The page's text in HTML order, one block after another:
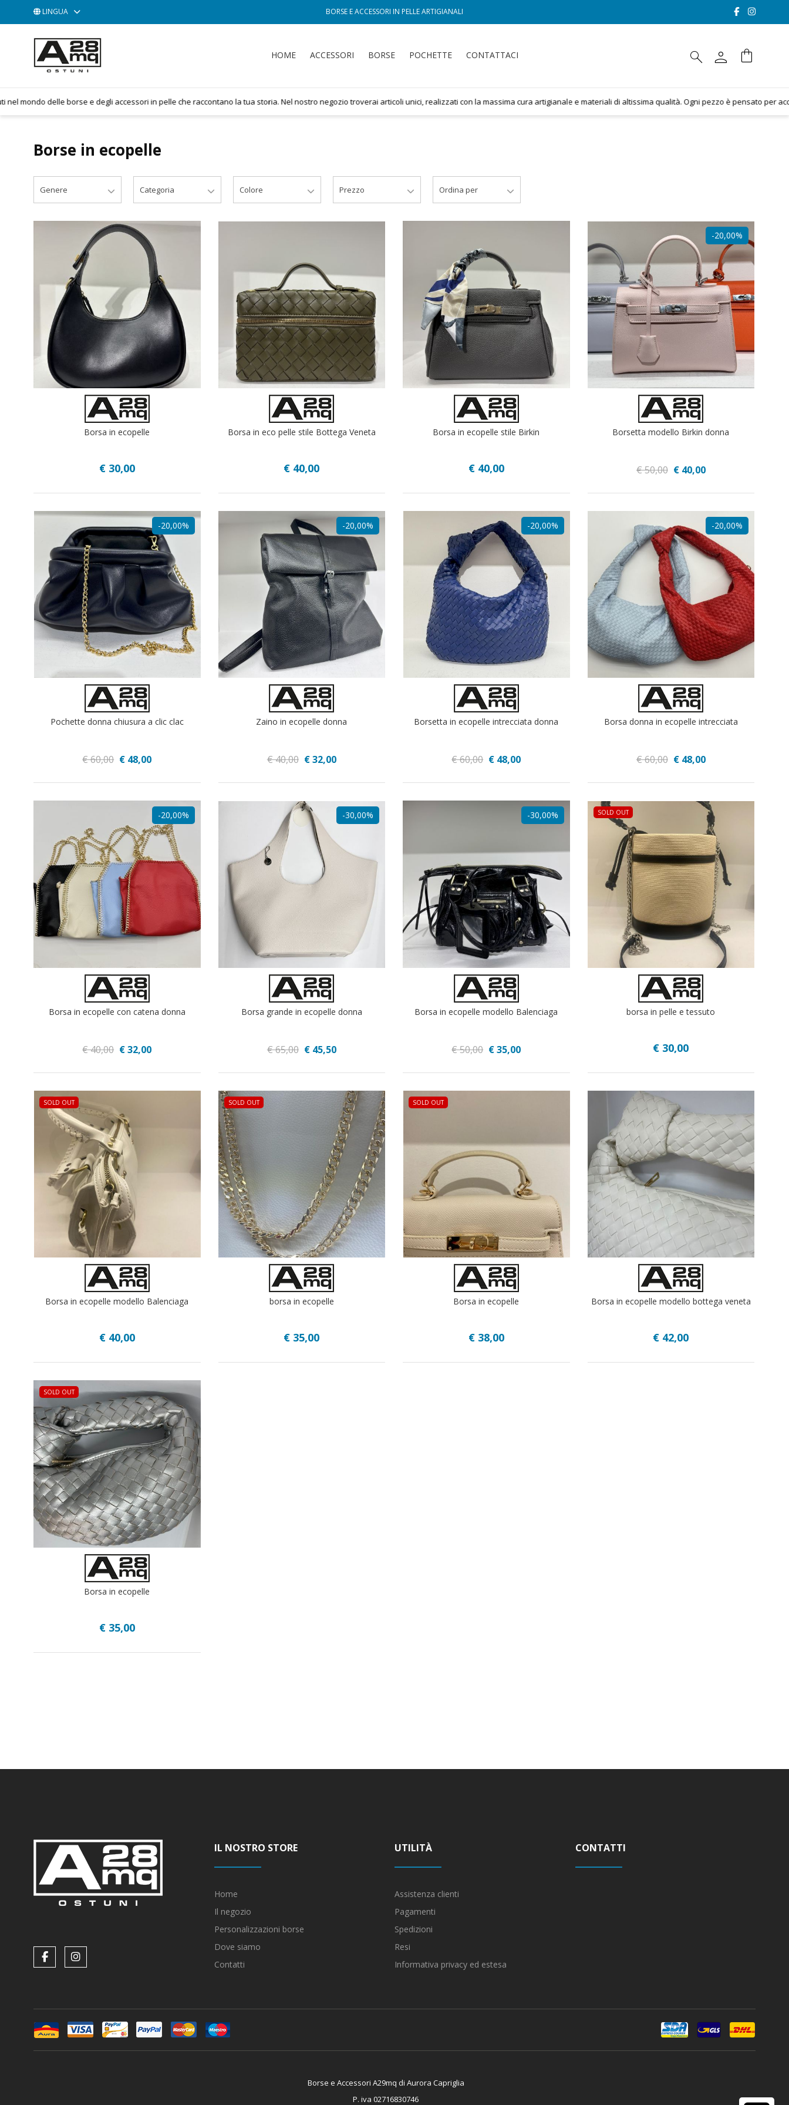
ACCESSORI
BORSE
LINGUA BORSE E ACCESSORI IN PELLE ARTIGIANALI
search person shopping_bag
HOME ACCESSORI BORSE POCHETTE CONTATTACI
delle borse e degli accessori in pelle che raccontano la tua storia. Nel nostro negozio troverai articoli unici, realizzati con la massima cura artigianale e materiali di altissima qualità. Ogni pezzo è pensato per
Borse in ecopelle
Genere Categoria Colore Prezzo Ordina per
Borsa in ecopelle
€ 30,00
Borsa in eco pelle stile Bottega Veneta
€ 40,00
Borsa in ecopelle stile Birkin
€ 40,00
Borsetta modello Birkin donna
€ 50,00 € 40,00
-20,00%
Pochette donna chiusura a clic clac
€ 60,00 € 48,00
-20,00%
Zaino in ecopelle donna
€ 40,00 € 32,00
-20,00%
Borsetta in ecopelle intrecciata donna
€ 60,00 € 48,00
-20,00%
Borsa donna in ecopelle intrecciata
€ 60,00 € 48,00
-20,00%
Borsa in ecopelle con catena donna
€ 40,00 € 32,00
-20,00%
Borsa grande in ecopelle donna
€ 65,00 € 45,50
-30,00%
Borsa in ecopelle modello Balenciaga
€ 50,00 € 35,00
-30,00% SOLD OUT
borsa in pelle e tessuto
€ 30,00
SOLD OUT
Borsa in ecopelle modello Balenciaga
€ 40,00
SOLD OUT
borsa in ecopelle
€ 35,00
SOLD OUT
Borsa in ecopelle
€ 38,00
Borsa in ecopelle modello bottega veneta
€ 42,00
SOLD OUT
Borsa in ecopelle
€ 35,00
IL NOSTRO STORE
Home
Il negozio
Personalizzazioni borse
Dove siamo
Contatti
UTILITÀ
Assistenza clienti
Pagamenti
Spedizioni
Resi
Informativa privacy ed estesa
CONTATTI
Borse e Accessori A29mq di Aurora Capriglia
P. iva 02716830746